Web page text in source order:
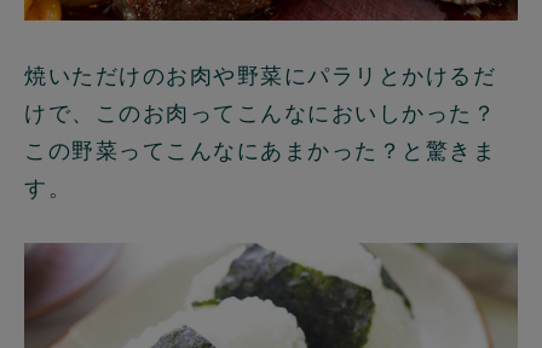
焼いただけのお肉や野菜にパラリとかけるだ
けで、このお肉ってこんなにおいしかった？
この野菜ってこんなにあまかった？と驚きま
す。